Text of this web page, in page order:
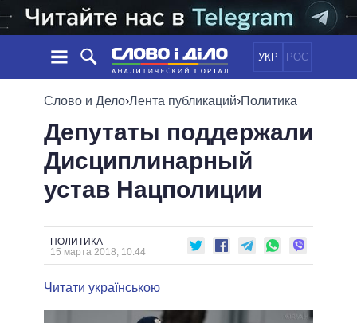
УКР РОС
НОВОСТИ
ЛЕНТА
СОБЫТИЯ
СТАТЬИ
ОБЗОРЫ
ДАЙДЖЕСТЫ
ПОЛИТИКА
ЭКОНОМИКА
ОБЩЕСТВО
ОБЕЩАНИЯ
ПОЛИТИКИ
ПРЕЗИДЕНТ И ОФИС
ВЕРХОВНАЯ РАДА
ИНФОГРАФИКА
ВИДЕО
СРАВНЕНИЕ ПОЛИТИКОВ
Слово и Дело›Лента публикаций›Политика
Депутаты поддержали
Дисциплинарный
устав Нацполиции
ПОЛИТИКА
15 марта 2018, 10:44
Читати українською